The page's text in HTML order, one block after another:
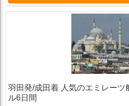
羽田発/成田着 人気のエミレーツ
ル6日間